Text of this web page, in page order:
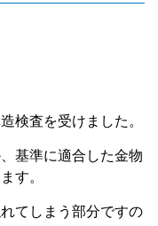
検査を受けました。
基準に適合した金物
す。
てしまう部分ですの